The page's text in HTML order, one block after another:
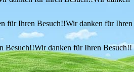
für Ihren Besuch!!Wir danken für Ihren
Besuch!!Wir danken für Ihren Besuch!!